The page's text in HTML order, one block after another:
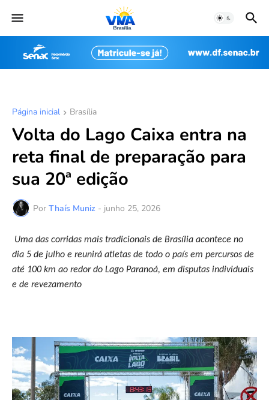
Página inicial Brasília
Volta do Lago Caixa entra na
reta final de preparação para
sua 20ª edição
Por Thaís Muniz - junho 25, 2026
Uma das corridas mais tradicionais de Brasília acontece no
dia 5 de julho e reunirá atletas de todo o país em percursos de
até 100 km ao redor do Lago Paranoá, em disputas individuais
e de revezamento